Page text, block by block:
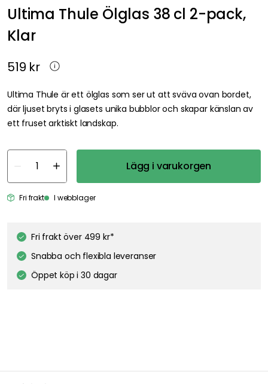
Ultima Thule Ölglas 38 cl 2-pack,
Klar
519 kr
Ultima Thule är ett ölglas som ser ut att sväva ovan bordet,
där ljuset bryts i glasets unika bubblor och skapar känslan av
ett fruset arktiskt landskap.
Lägg i varukorgen
Fri frakt I webblager
Fri frakt över 499 kr*
Snabba och flexibla leveranser
Öppet köp i 30 dagar